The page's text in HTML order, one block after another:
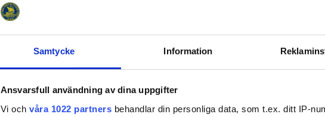
Samtycke Information
Ansvarsfull användning av dina uppgifter
Vi och våra 1022 partners behandlar din personliga data, som t.ex. ditt IP-